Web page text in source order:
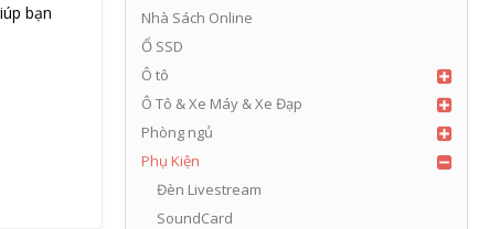
bạn
Nhà Sách Online
Ổ SSD
Ô tô
Ô Tô & Xe Máy & Xe Đạp
Phòng ngủ
Phụ Kiện
Đèn Livestream
SoundCard